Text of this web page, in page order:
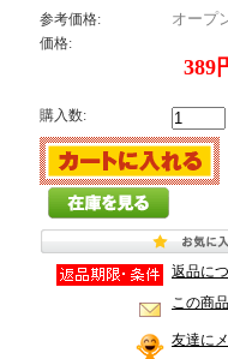
参考価格: オープ
価格:
389
購入数:
返品に
この商
友達に